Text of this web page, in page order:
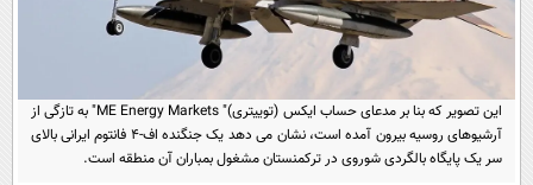
سفر و تفریح
علمی
اخبار کریپتو
گوناگون
باشگاه مغز
مجله تصویری سلاح
اقتصاد
ورزش
عصر ایران 2
خواندنی ها و دیدنی ها
آموزش زبان
این تصویر که بنا بر مدعای حساب ایکس (توییتری)" ME Energy Markets" به تازگی از
آرشیوهای روسیه بیرون آمده است، نشان می دهد یک جنگنده اف-4 فانتوم ایرانی بالای
سر یک پایگاه بالگردی شوروی در ترکمنستان مشغول بمباران آن منطقه است.